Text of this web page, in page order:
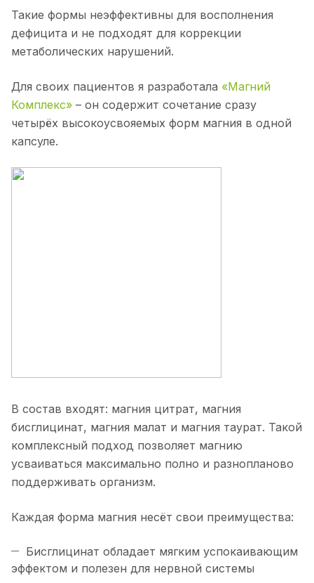
Такие формы неэффективны для восполнения
дефицита и не подходят для коррекции
метаболических нарушений.
Для своих пациентов я разработала «Магний
Комплекс» – он содержит сочетание сразу
четырёх высокоусвояемых форм магния в одной
капсуле.
В состав входят: магния цитрат, магния
бисглицинат, магния малат и магния таурат. Такой
комплексный подход позволяет магнию
усваиваться максимально полно и разнопланово
поддерживать организм.
Каждая форма магния несёт свои преимущества:
Бисглицинат обладает мягким успокаивающим
эффектом и полезен для нервной системы